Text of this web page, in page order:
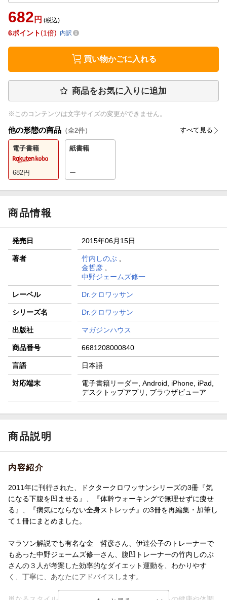
682 円 (税込)
6ポイント 1倍 内訳
買い物かごに入れる
商品をお気に入りに追加
※このコンテンツは文字サイズの変更ができません。
他の形態の商品 （全2件） すべて見る
電子書籍
682円
紙書籍
ー
商品情報
発売日 2015年06月15日
著者 竹内しのぶ
金哲彦,
中野ジェームズ修一
レーベル Dr.クロワッサン
シリーズ名 Dr.クロワッサン
出版社 マガジンハウス
商品番号 6681208000840
言語 日本語
対応端末
電子書籍リーダー, Android, iPhone, iPad,
デスクトップアプリ, ブラウザビューア
商品説明
内容紹介
2011年に刊行された、ドクタークロワッサンシリーズの3冊『気
になる下腹を凹ませる』、『体幹ウォーキングで無理せずに痩せ
る』、『病気にならない全身ストレッチ』の3冊を再編集・加筆し
て１冊にまとめました。
マラソン解説でも有名な金 哲彦さん、伊達公子のトレーナーで
もあった中野ジェームズ修一さん、腹凹トレーナーの竹内しのぶ
さんの３人が考案した効率的なダイエット運動を、わかりやす
く、丁寧に、あなたにアドバイスします。